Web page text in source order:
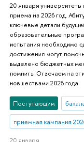
20 января
приема на 2026 год.
ключевые детали
образовательные
испытания необходимо
достижения могут
выделено бюджетных
помнить. Отвечаем на
новшествами 2026 года.
Поступающим
приемная кампания
20 января